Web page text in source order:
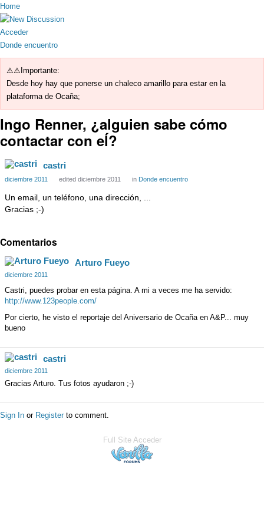
Home
Acceder
Donde encuentro
⚠⚠Importante:
Desde hoy hay que ponerse un chaleco amarillo para estar en la
plataforma de Ocaña;
Ingo Renner, ¿alguien sabe cómo
contactar con eĺ?
castri
diciembre 2011 edited diciembre 2011 in Donde encuentro
Un email, un teléfono, una dirección, ...
Gracias ;-)
Comentarios
Arturo Fueyo
diciembre 2011
Castri, puedes probar en esta página. A mi a veces me ha servido:
http://www.123people.com/
Por cierto, he visto el reportaje del Aniversario de Ocaña en A&P... muy
bueno
castri
diciembre 2011
Gracias Arturo. Tus fotos ayudaron ;-)
Sign In or Register to comment.
Full Site Acceder